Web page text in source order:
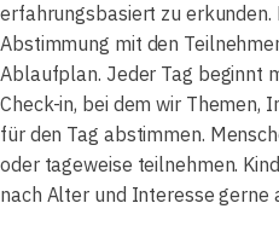
erfahrungsbasiert zu
Abstimmung mit den
Ablaufplan. Jeder Tag beginnt
Check-in, bei dem wir Themen,
für den Tag abstimmen.
oder tageweise teilnehmen.
nach Alter und Interesse gerne